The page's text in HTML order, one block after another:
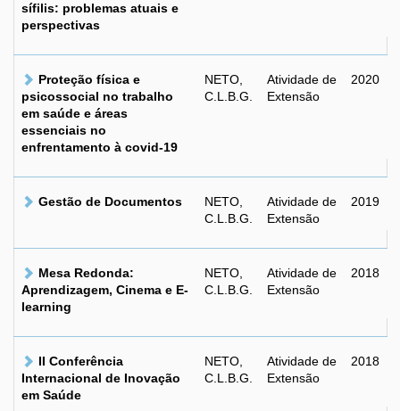
sífilis: problemas atuais e
perspectivas
Proteção física e
psicossocial no trabalho
em saúde e áreas
essenciais no
enfrentamento à covid-19
NETO,
C.L.B.G.
Atividade de
Extensão
2020
Gestão de Documentos
NETO,
C.L.B.G.
Atividade de
Extensão
2019
Mesa Redonda:
Aprendizagem, Cinema e E-
learning
NETO,
C.L.B.G.
Atividade de
Extensão
2018
II Conferência
Internacional de Inovação
em Saúde
NETO,
C.L.B.G.
Atividade de
Extensão
2018